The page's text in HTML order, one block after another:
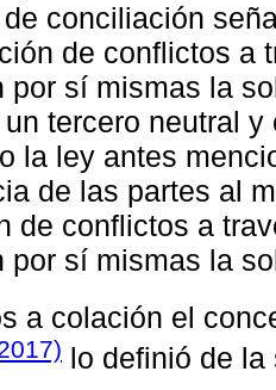
conciliación
de conflictos a
por sí mismas la
tercero neutral
la ley antes
de las partes al
de conflictos a
por sí mismas la
a colación el
lo definió de la